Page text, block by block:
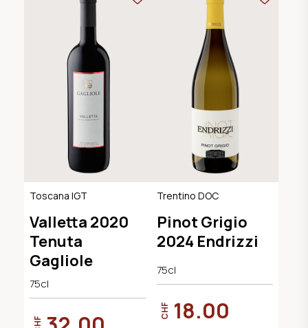
Toscana IGT
Valletta 2020
Tenuta
Gagliole
75cl
CHF
Trentino DOC
Pinot Grigio
2024 Endrizzi
75cl
CHF 18.00